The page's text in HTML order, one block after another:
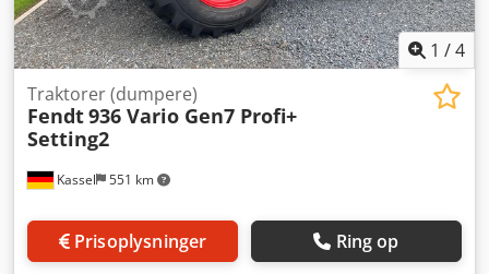
siddepladser: 2 Tilstand Teknisk tilstand: meget god Visuel
tilstand: meget god Finansielle oplysninger Spørg efter
leasingmulighederne
1 /4
Kassel 551 km
Traktorer (dumpere)
Fendt936 Vario Gen7 Profi+
Setting2
Prisoplysninger Ring op